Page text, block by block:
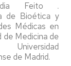
Feito .
de Bioética y
Médicas en
de Medicina de
de Madrid.